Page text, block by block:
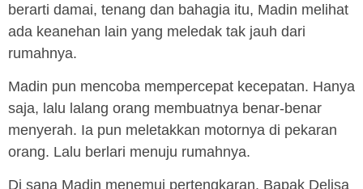
berarti damai, tenang dan bahagia itu, Madin melihat
ada keanehan lain yang meledak tak jauh dari
rumahnya.
Madin pun mencoba mempercepat kecepatan. Hanya
saja, lalu lalang orang membuatnya benar-benar
menyerah. Ia pun meletakkan motornya di pekaran
orang. Lalu berlari menuju rumahnya.
Di sana Madin menemui pertengkaran. Bapak Delisa